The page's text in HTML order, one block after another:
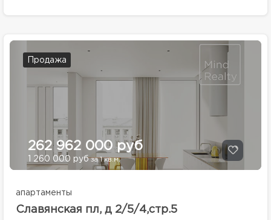
Продажа
262 962 000 руб
1 260 000 рубза 1 кв.м.
апартаменты
Славянская пл, д 2/5/4,стр.5